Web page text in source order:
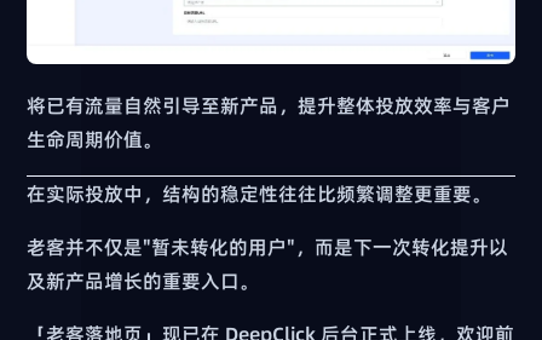
将已有流量自然引导至新产品，提升整体投放效率与客户
生命周期价值。
在实际投放中，结构的稳定性往往比频繁调整更重要。
老客并不仅是"暂未转化的用户"，而是下一次转化提升以
及新产品增长的重要入口。
「老客落地页」现已在 DeepClick 后台正式上线，欢迎前